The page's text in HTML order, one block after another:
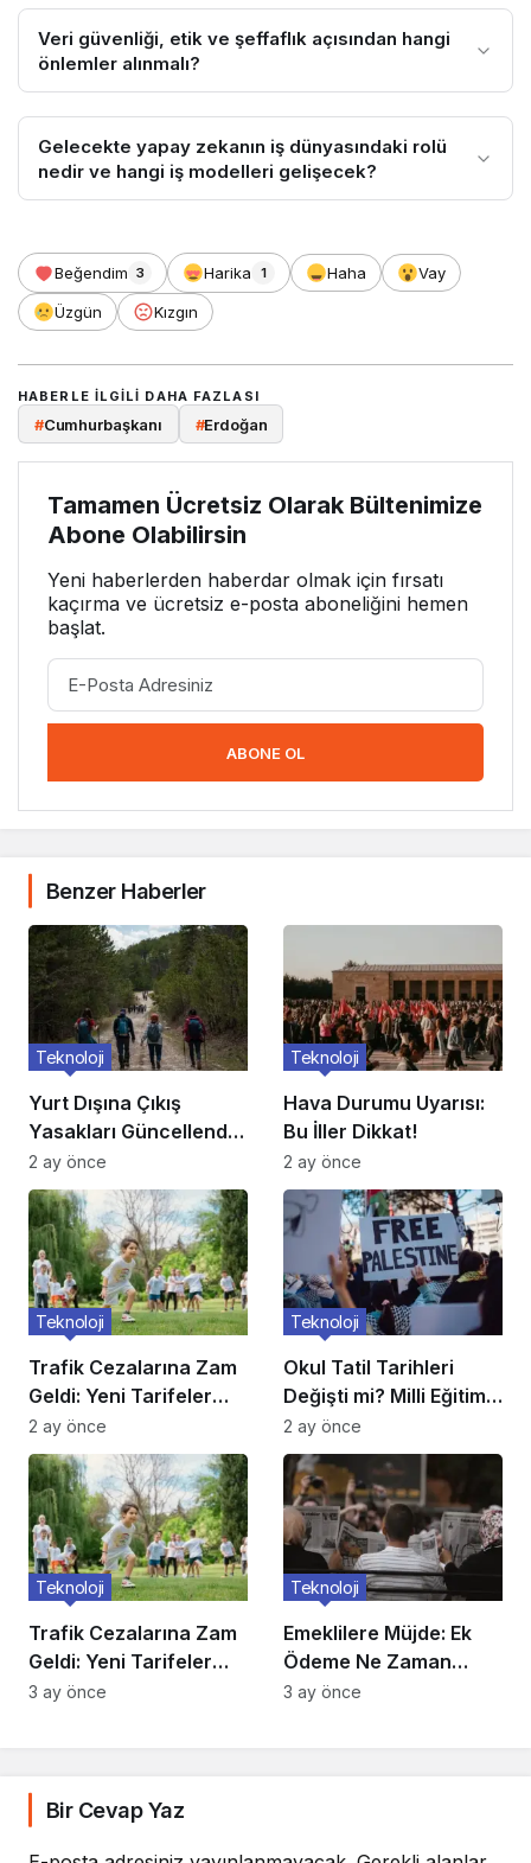
Veri güvenliği, etik ve şeffaflık açısından hangi
önlemler alınmalı?
Gelecekte yapay zekanın iş dünyasındaki rolü
nedir ve hangi iş modelleri gelişecek?
Beğendim 3 Harika 1 Haha Vay
Üzgün Kızgın
HABERLE ILGILI DAHA FAZLASI
#Cumhurbaşkanı #Erdoğan
Tamamen Ücretsiz Olarak Bültenimize
Abone Olabilirsin
Yeni haberlerden haberdar olmak için fırsatı
kaçırma ve ücretsiz e-posta aboneliğini hemen
başlat.
ABONE OL
Benzer Haberler
Yurt Dışına Çıkış
Yasakları Güncellendi:
Kimler Etkileniyor?
Teknoloji
2 ay önce
Hava Durumu Uyarısı:
Bu İller Dikkat!
Teknoloji
2 ay önce
Trafik Cezalarına Zam
Geldi: Yeni Tarifeler
Belli Oldu
Teknoloji
2 ay önce
Okul Tatil Tarihleri
Değişti mi? Milli Eğitim
Açıkladı
Teknoloji
2 ay önce
Trafik Cezalarına Zam
Geldi: Yeni Tarifeler
Belli Oldu
Teknoloji
3 ay önce
Emeklilere Müjde: Ek
Ödeme Ne Zaman
Yatacak?
Teknoloji
3 ay önce
Bir Cevap Yaz